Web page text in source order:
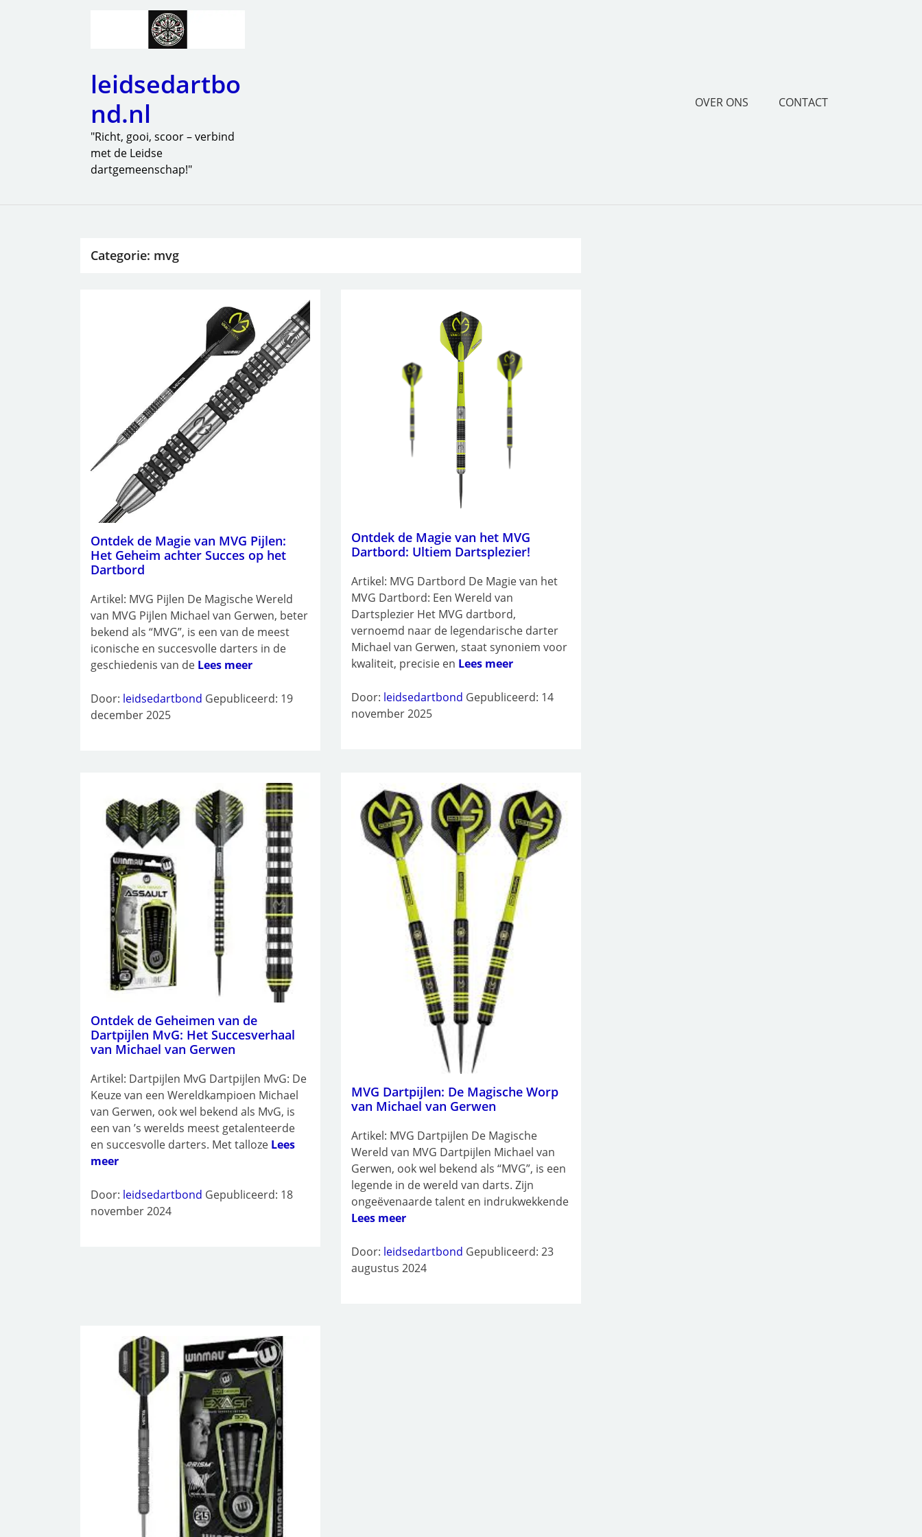
leidsedartbo
nd.nl
"Richt, gooi, scoor – verbind
met de Leidse
dartgemeenschap!"
OVER ONS CONTACT
Categorie: mvg
Ontdek de Magie van MVG Pijlen:
Het Geheim achter Succes op het
Dartbord
Artikel: MVG Pijlen De Magische Wereld
van MVG Pijlen Michael van Gerwen, beter
bekend als “MVG”, is een van de meest
iconische en succesvolle darters in de
geschiedenis van de Lees meer
Door: leidsedartbond Gepubliceerd: 19
december 2025
Ontdek de Magie van het MVG
Dartbord: Ultiem Dartsplezier!
Artikel: MVG Dartbord De Magie van het
MVG Dartbord: Een Wereld van
Dartsplezier Het MVG dartbord,
vernoemd naar de legendarische darter
Michael van Gerwen, staat synoniem voor
kwaliteit, precisie en Lees meer
Door: leidsedartbond Gepubliceerd: 14
november 2025
Ontdek de Geheimen van de
Dartpijlen MvG: Het Succesverhaal
van Michael van Gerwen
Artikel: Dartpijlen MvG Dartpijlen MvG: De
Keuze van een Wereldkampioen Michael
van Gerwen, ook wel bekend als MvG, is
een van ’s werelds meest getalenteerde
en succesvolle darters. Met talloze Lees
meer
Door: leidsedartbond Gepubliceerd: 18
november 2024
MVG Dartpijlen: De Magische Worp
van Michael van Gerwen
Artikel: MVG Dartpijlen De Magische
Wereld van MVG Dartpijlen Michael van
Gerwen, ook wel bekend als “MVG”, is een
legende in de wereld van darts. Zijn
ongeëvenaarde talent en indrukwekkende
Lees meer
Door: leidsedartbond Gepubliceerd: 23
augustus 2024